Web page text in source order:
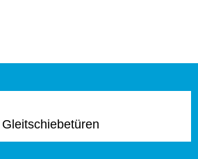
Gleitschiebetüren